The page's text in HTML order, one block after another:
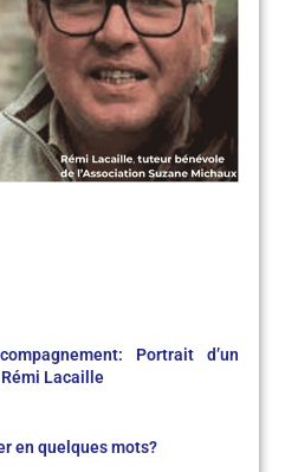
Portrait d’un
Rémi Lacaille
en quelques mots?